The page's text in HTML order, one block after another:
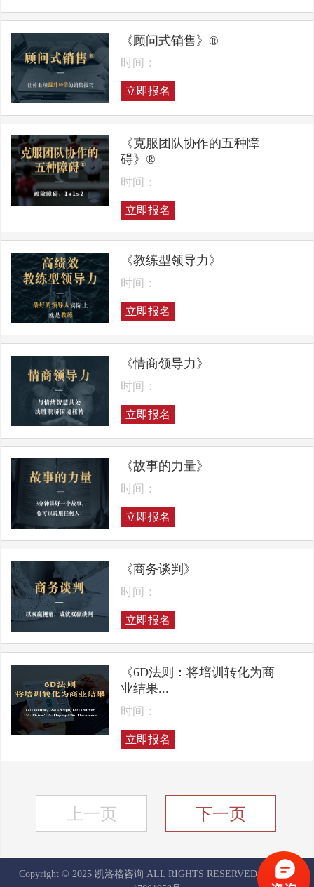
《顾问式销售》®
时间：
立即报名
《克服团队协作的五种障
碍》®
时间：
立即报名
《教练型领导力》
时间：
立即报名
《情商领导力》
时间：
立即报名
《故事的力量》
时间：
立即报名
《商务谈判》
时间：
立即报名
《6D法则：将培训转化为商
业结果...
时间：
立即报名
上一页 下一页
Copyright © 2025 凯洛格咨询 ALL RIGHTS RESERVED
京ICP备